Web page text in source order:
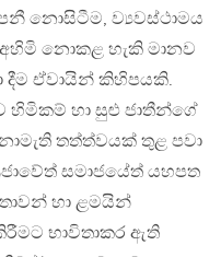
නොසිටීම, ව්‍යවස්ථාමය
නොකළ හැකි මානව
දීම ඒවායින් කිහිපයකි.
හා සුළු ජාතීන්ගේ
තත්ත්වයක් තුළ පවා
සමාජයේත් යහපත
හා ළමයින්
භාවිතාකර ඇති